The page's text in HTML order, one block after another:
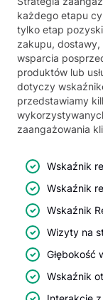
każdego etapu
tylko etap
zakupu,
wsparcia
produktów lub
dotyczy
przedstawiamy
zaangażowania
Wskaźnik
Wskaźnik
Wskaźnik
Wizyty na
Głębokość
Wskaźnik